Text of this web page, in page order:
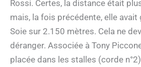
Rossi. Certes, la distance était
mais, la fois précédente, elle avait
Soie sur 2.150 mètres. Cela ne
déranger. Associée à Tony
placée dans les stalles (corde